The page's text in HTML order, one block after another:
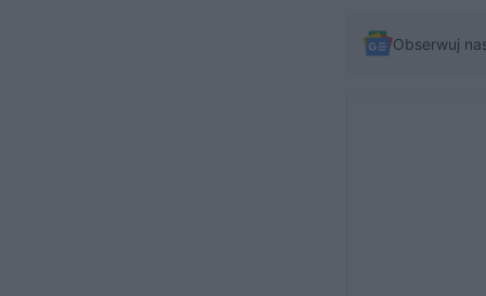
Obserwuj